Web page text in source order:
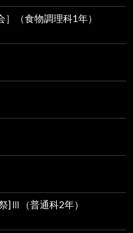
（食物調理科1年）
]Ⅲ（普通科2年）